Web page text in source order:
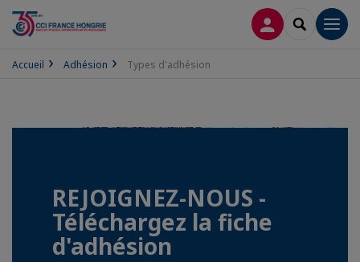
CONNEXION
Accueil Adhésion Types d'adhésion
REJOIGNEZ-NOUS -
Téléchargez la fiche
d'adhésion